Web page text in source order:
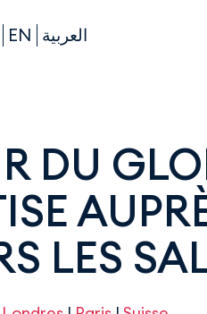
EN العربية
DU
LES